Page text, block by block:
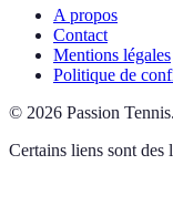
A propos
Contact
Mentions légales
Politique de
© 2026 Passion Tennis.
Certains liens sont des